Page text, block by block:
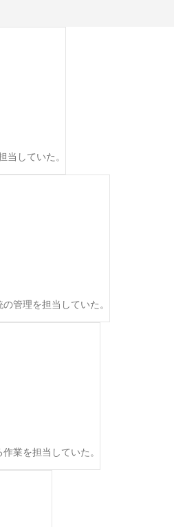
していた。
管理を担当していた。
業を担当していた。